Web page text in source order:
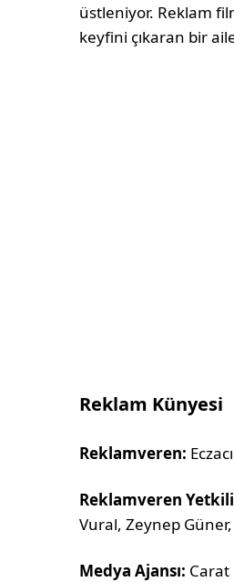
üstleniyor. Reklam
keyfini çıkaran bir
Reklam Künyesi
Reklamveren:
Reklamveren
Vural, Zeynep
Medya Ajansı: Carat